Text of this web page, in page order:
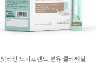
펫라인 도기프렌드 분유 클라쎄밀